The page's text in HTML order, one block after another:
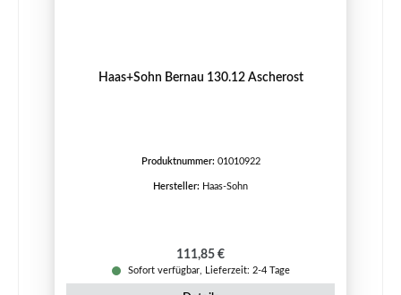
Haas+Sohn Bernau 130.12 Ascherost
Produktnummer: 01010922
Hersteller: Haas-Sohn
Regulärer Preis:
111,85 €
Sofort verfügbar, Lieferzeit: 2-4 Tage